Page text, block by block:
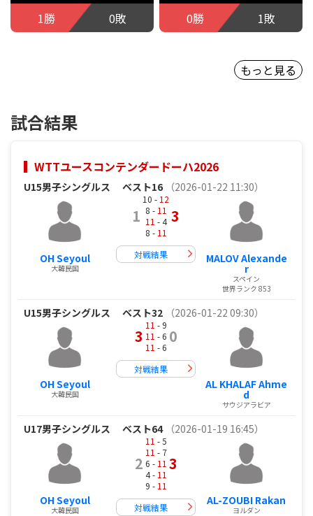
1勝
0敗
0勝
1敗
もっと見る
試合結果
WTTユースコンテンダードーハ2026
U15男子シングルス ベスト16 （2026-01-22 11:30）
OH Seyoul
大韓民国
1
10 - 12
8 - 11
11 - 4
8 - 11
3
対戦結果 MALOV Alexande
r
スペイン
世界ランク 853
U15男子シングルス ベスト32 （2026-01-22 09:30）
OH Seyoul
大韓民国
3
11 - 9
11 - 6
11 - 6
0
対戦結果
AL KHALAF Ahme
d
サウジアラビア
U17男子シングルス ベスト64 （2026-01-19 16:45）
OH Seyoul
大韓民国
2
11 - 5
11 - 7
6 - 11
4 - 11
9 - 11
3
対戦結果
AL-ZOUBI Rakan
ヨルダン